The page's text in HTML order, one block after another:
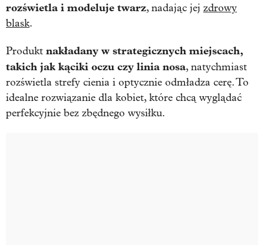
rozświetla i modeluje twarz, nadając jej zdrowy
blask.
Produkt nakładany w strategicznych miejscach,
takich jak kąciki oczu czy linia nosa, natychmiast
rozświetla strefy cienia i optycznie odmładza cerę. To
idealne rozwiązanie dla kobiet, które chcą wyglądać
perfekcyjnie bez zbędnego wysiłku.